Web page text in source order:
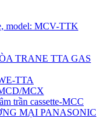
model: MCV-TTK
TRANE TTA GAS
TTA
MCX
trần cassette-MCC
MẠI PANASONIC